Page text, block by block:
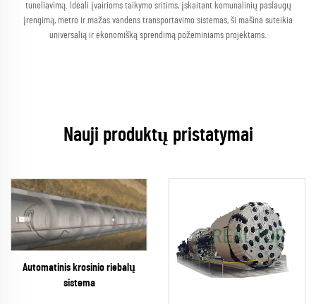
tuneliavimą. Ideali įvairioms taikymo sritims, įskaitant komunalinių paslaugų
įrengimą, metro ir mažas vandens transportavimo sistemas, ši mašina suteikia
universalią ir ekonomišką sprendimą požeminiams projektams.
Nauji produktų pristatymai
Automatinis krosinio riebalų
sistema